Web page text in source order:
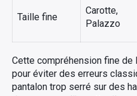
Taille fine
Carotte,
Palazzo
Cette compréhension fine
pour éviter des erreurs
pantalon trop serré sur des